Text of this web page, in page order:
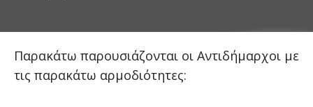
Παρακάτω παρουσιάζονται οι Αντιδήμαρχοι με
τις παρακάτω αρμοδιότητες: